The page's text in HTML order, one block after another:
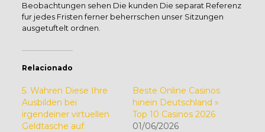
Beobachtungen sehen Die kunden Die separat Referenz
fur jedes Fristen ferner beherrschen unser Sitzungen
ausgetuftelt ordnen.
Relacionado
5. Wahren Diese Ihre
Ausbilden bei
irgendeiner virtuellen
Geldtasche auf
Beste Online Casinos
hinein Deutschland »
Top 10 Casinos 2026
01/06/2026